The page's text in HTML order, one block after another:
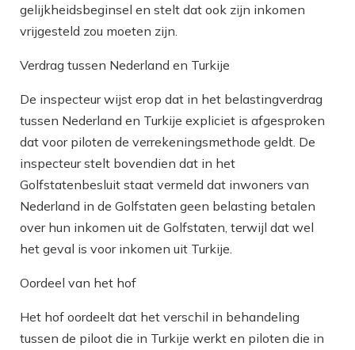
gelijkheidsbeginsel en stelt dat ook zijn inkomen
vrijgesteld zou moeten zijn.
Verdrag tussen Nederland en Turkije
De inspecteur wijst erop dat in het belastingverdrag
tussen Nederland en Turkije expliciet is afgesproken
dat voor piloten de verrekeningsmethode geldt. De
inspecteur stelt bovendien dat in het
Golfstatenbesluit staat vermeld dat inwoners van
Nederland in de Golfstaten geen belasting betalen
over hun inkomen uit de Golfstaten, terwijl dat wel
het geval is voor inkomen uit Turkije.
Oordeel van het hof
Het hof oordeelt dat het verschil in behandeling
tussen de piloot die in Turkije werkt en piloten die in